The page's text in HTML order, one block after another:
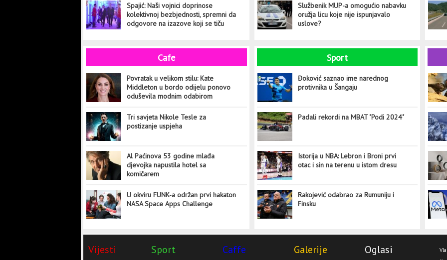
Spajić: Naši vojnici doprinose
kolektivnoj bezbjednosti, spremni da
odgovore na izazove koji se tiču
Službenik MUP-a omogućio nabavku
oružja licu koje nije ispunjavalo
uslove?
Cafe
Povratak u velikom stilu: Kate
Middleton u bordo odijelu ponovo
oduševila modnim odabirom
Tri savjeta Nikole Tesle za
postizanje uspjeha
Al Paćinova 53 godine mlađa
djevojka napustila hotel sa
komičarem
U okviru FUNK-a održan prvi hakaton
NASA Space Apps Challenge
Sport
Đoković saznao ime narednog
protivnika u Šangaju
Padali rekordi na MBAT "Podi 2024"
Istorija u NBA: Lebron i Broni prvi
otac i sin na terenu u istom dresu
Rakojević odabrao za Rumuniju i
Finsku
Vijesti Sport Caffe Galerije Oglasi